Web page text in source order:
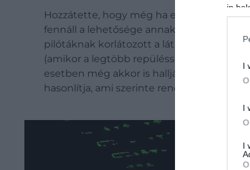
in
I
I
I
Hozzátette, hogy még ha egy Boeing
fennáll a lehetősége annak, hogy a
pilótáknak korlátozott a látótávolságuk,
(amikor a legtöbb repüléssel
esetben még akkor is hallják az
hasonlítja, ami szerinte rendkívül